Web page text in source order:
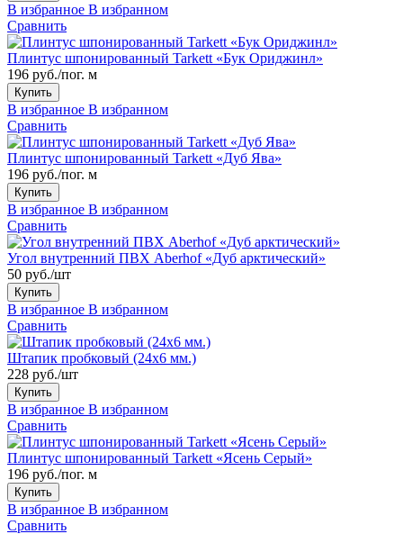
В избранное В избранном
Сравнить
Плинтус шпонированный Tarkett «Бук Ориджинл»
196 руб./пог. м
Купить
В избранное В избранном
Сравнить
Плинтус шпонированный Tarkett «Дуб Ява»
196 руб./пог. м
Купить
В избранное В избранном
Сравнить
Угол внутренний ПВХ Aberhof «Дуб арктический»
50 руб./шт
Купить
В избранное В избранном
Сравнить
Штапик пробковый (24x6 мм.)
228 руб./шт
Купить
В избранное В избранном
Сравнить
Плинтус шпонированный Tarkett «Ясень Серый»
196 руб./пог. м
Купить
В избранное В избранном
Сравнить